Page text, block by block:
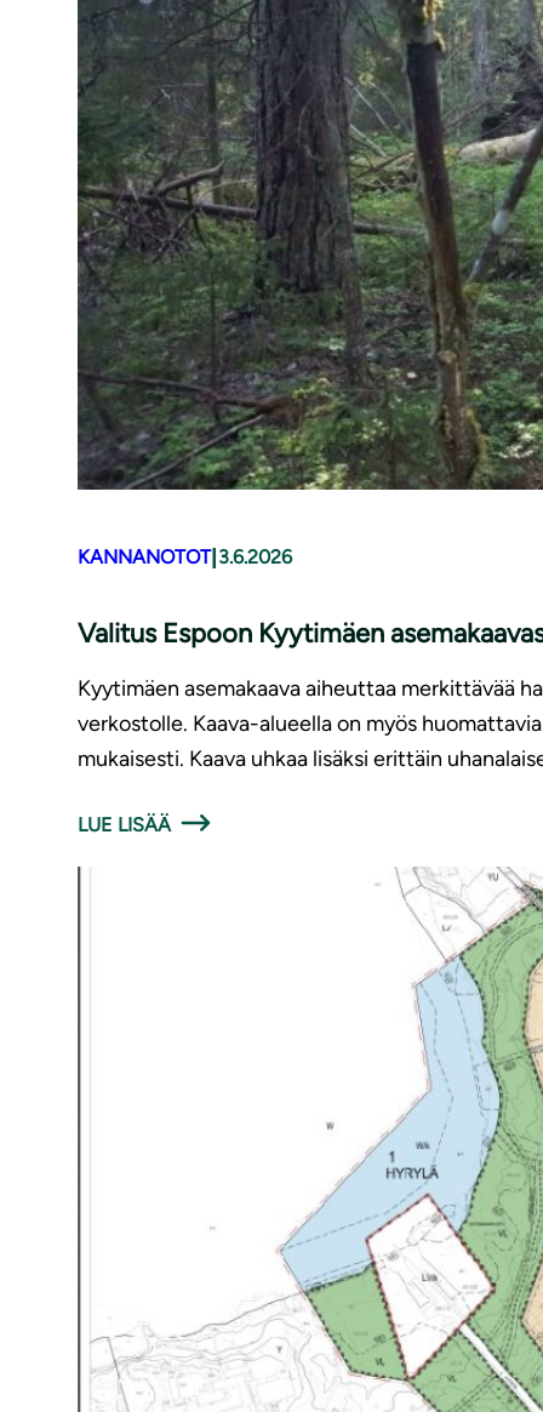
KANNANOTOT| 3.6.2026
Valitus Espoon Kyytimäen
Kyytimäen asemakaava aiheuttaa merkittävää
verkostolle. Kaava-alueella on myös
mukaisesti. Kaava uhkaa lisäksi erittäin
LUE LISÄÄ